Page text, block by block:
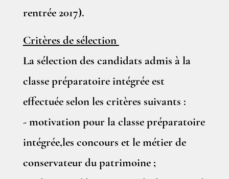
rentrée 2017).
Critères de sélection
La sélection des candidats admis à la
classe préparatoire intégrée est
effectuée selon les critères suivants :
- motivation pour la classe préparatoire
intégrée,les concours et le métier de
conservateur du patrimoine ;